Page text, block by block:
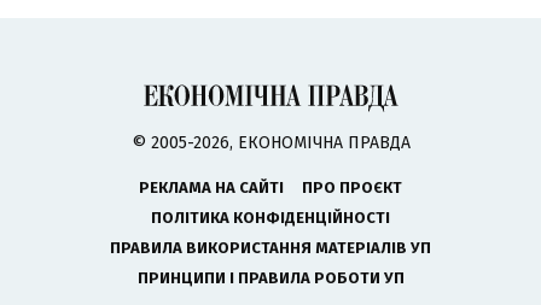
© 2005-2026, ЕКОНОМІЧНА ПРАВДА
РЕКЛАМА НА САЙТІ
ПРО ПРОЄКТ
ПОЛІТИКА КОНФІДЕНЦІЙНОСТІ
ПРАВИЛА ВИКОРИСТАННЯ МАТЕРІАЛІВ УП
ПРИНЦИПИ І ПРАВИЛА РОБОТИ УП